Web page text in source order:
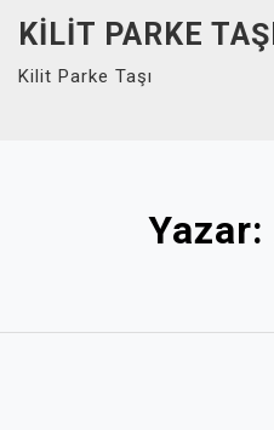
content
KILIT PARKE TAŞI
Kilit Parke Taşı
Yazar: